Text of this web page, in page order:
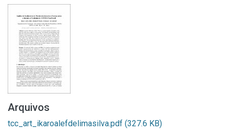
Arquivos
tcc_art_ikaroalefdelimasilva.pdf (327.6 KB)